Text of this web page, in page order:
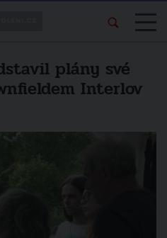
plány své
Interlov